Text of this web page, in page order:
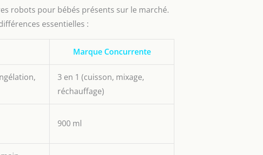
robots pour bébés présents sur le marché.
essentielles :
Marque Concurrente
3 en 1 (cuisson, mixage,
réchauffage)
900 ml